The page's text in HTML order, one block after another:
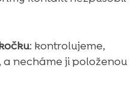
: kontrolujeme,
necháme ji položenou